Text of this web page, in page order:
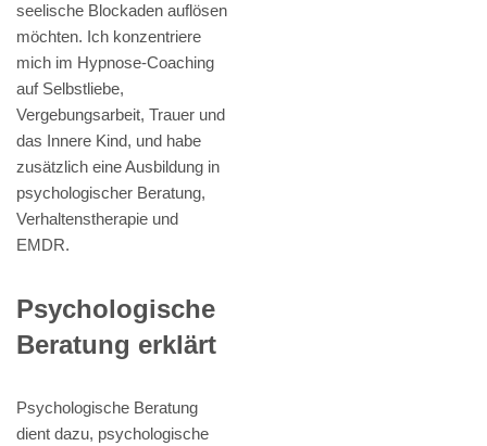
seelische Blockaden auflösen
möchten. Ich konzentriere
mich im Hypnose-Coaching
auf Selbstliebe,
Vergebungsarbeit, Trauer und
das Innere Kind, und habe
zusätzlich eine Ausbildung in
psychologischer Beratung,
Verhaltenstherapie und
EMDR.
Psychologische
Beratung erklärt
Psychologische Beratung
dient dazu, psychologische